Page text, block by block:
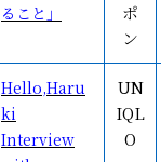
ること」
ポ
ン
Hello,Haru
ki
Interview
UN
IQL
O